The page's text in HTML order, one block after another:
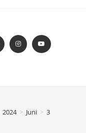
2024 > Juni > 3